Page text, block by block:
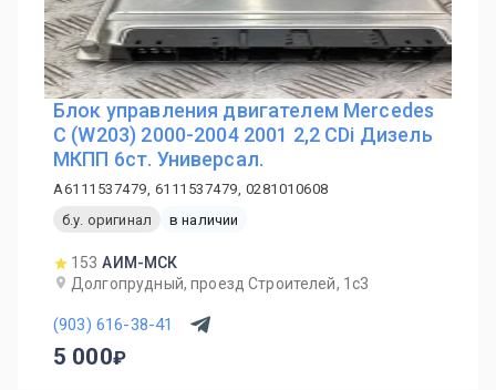
Блок управления двигателем Mercedes
C (W203) 2000-2004 2001 2,2 CDi Дизель
МКПП 6ст. Универсал.
A6111537479, 6111537479, 0281010608
б.у. оригинал
в наличии
153 АИМ-МСК
Долгопрудный, проезд Строителей, 1с3
(903) 616-38-41
5 000